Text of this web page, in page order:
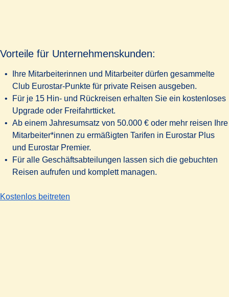
Vorteile für Unternehmenskunden:
Ihre Mitarbeiterinnen und Mitarbeiter dürfen gesammelte
Club Eurostar-Punkte für private Reisen ausgeben.
Für je 15 Hin- und Rückreisen erhalten Sie ein kostenloses
Upgrade oder Freifahrtticket.
Ab einem Jahresumsatz von 50.000 € oder mehr reisen Ihre
Mitarbeiter*innen zu ermäßigten Tarifen in Eurostar Plus
und Eurostar Premier.
Für alle Geschäftsabteilungen lassen sich die gebuchten
Reisen aufrufen und komplett managen.
Kostenlos beitreten
-Vorteile für Unternehmenskunden: